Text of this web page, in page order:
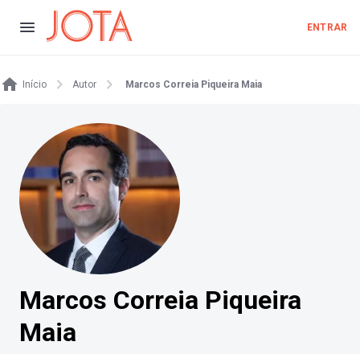
ENTRAR
Início Autor Marcos Correia Piqueira Maia
Marcos Correia Piqueira
Maia